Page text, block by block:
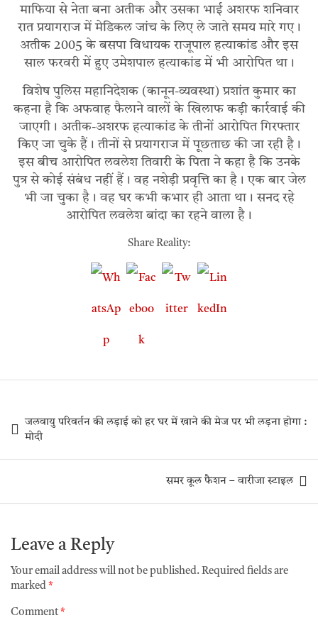
माफिया से नेता बना अतीक और उसका भाई अशरफ शनिवार
रात प्रयागराज में मेडिकल जांच के लिए ले जाते समय मारे गए।
अतीक 2005 के बसपा विधायक राजूपाल हत्याकांड और इस
साल फरवरी में हुए उमेशपाल हत्याकांड में भी आरोपित था।
विशेष पुलिस महानिदेशक (कानून-व्यवस्था) प्रशांत कुमार का
कहना है कि अफवाह फैलाने वालों के खिलाफ कड़ी कार्रवाई की
जाएगी। अतीक-अशरफ हत्याकांड के तीनों आरोपित गिरफ्तार
किए जा चुके हैं। तीनों से प्रयागराज में पूछताछ की जा रही है।
इस बीच आरोपित लवलेश तिवारी के पिता ने कहा है कि उनके
पुत्र से कोई संबंध नहीं हैं। वह नशेड़ी प्रवृत्ति का है। एक बार जेल
भी जा चुका है। वह घर कभी कभार ही आता था। सनद रहे
आरोपित लवलेश बांदा का रहने वाला है।
Share Reality:
जलवायु परिवर्तन की लड़ाई को हर घर में खाने की मेज पर भी लड़ना होगा :
मोदी
समर कूल फैशन – वारीजा स्टाइल
Leave a Reply
Your email address will not be published. Required fields are
marked *
Comment *